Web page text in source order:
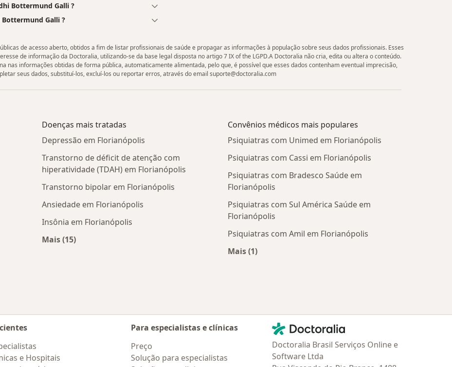
Bottermund Galli ?
Bottermund Galli ?
de acesso aberto, obtidos a fim de listar profissionais de saúde e propagar as informações à população sobre seus dados profissionais. Esses
de informação da Doctoralia, utilizando-se da base legal disposta no artigo 7 IX of the LGPD.A Doctoralia não cria, edita ou altera o conteúdo.
nas informações obtidas de forma pública, automaticamente alimentada, pelo que, é possível que esses dados contenham eventual imprecisão,
seus dados, substituí-los, excluí-los ou reportar erros, através do email suporte@doctoralia.com
Doenças mais tratadas
Depressão em Florianópolis
Transtorno de déficit de atenção com
hiperatividade (TDAH) em Florianópolis
Transtorno bipolar em Florianópolis
Ansiedade em Florianópolis
Insônia em Florianópolis
Mais (15)
Convênios médicos mais populares
Psiquiatras com Unimed em Florianópolis
Psiquiatras com Cassi em Florianópolis
Psiquiatras com Bradesco Saúde em
Florianópolis
Psiquiatras com Sul América Saúde em
Florianópolis
Psiquiatras com Amil em Florianópolis
Mais (1)
e Hospitais
Para especialistas e clínicas
Preço
Solução para especialistas
Contato
Doctoralia - Homepage
Doctoralia Brasil Serviços Online e
Software Ltda